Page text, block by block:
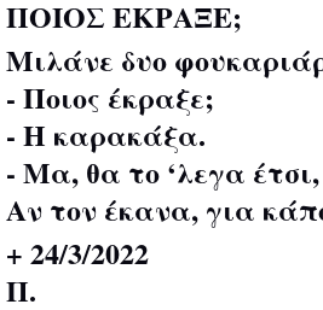
ΠΟΙΟΣ ΕΚΡΑΞΕ;
Μιλάνε δυο
- Ποιος έκραξε;
- Η καρακάξα.
- Μα, θα το ‘λεγα έτσι,
Αν τον έκανα, για
+ 24/3/2022
Π.